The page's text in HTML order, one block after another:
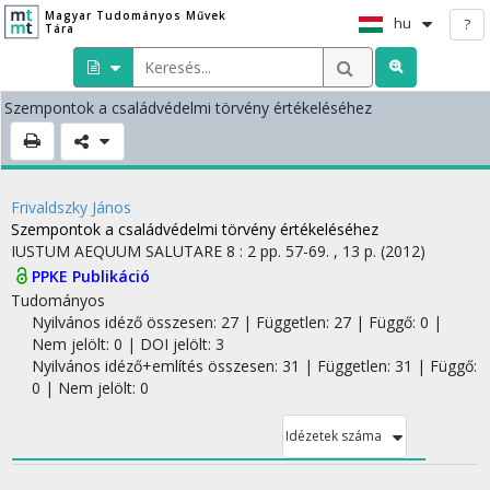
Magyar Tudományos Művek
Tára
hu ?
Szempontok a családvédelmi törvény értékeléséhez
Frivaldszky János
Szempontok a családvédelmi törvény értékeléséhez
IUSTUM AEQUUM SALUTARE 8 : 2 pp. 57-69. , 13 p. (2012)
PPKE Publikáció
Tudományos
Nyilvános idéző összesen: 27| Független: 27 | Függő: 0 |
Nem jelölt: 0 | DOI jelölt: 3
Nyilvános idéző+említés összesen: 31 | Független: 31 | Függő:
0 | Nem jelölt: 0
Idézetek száma